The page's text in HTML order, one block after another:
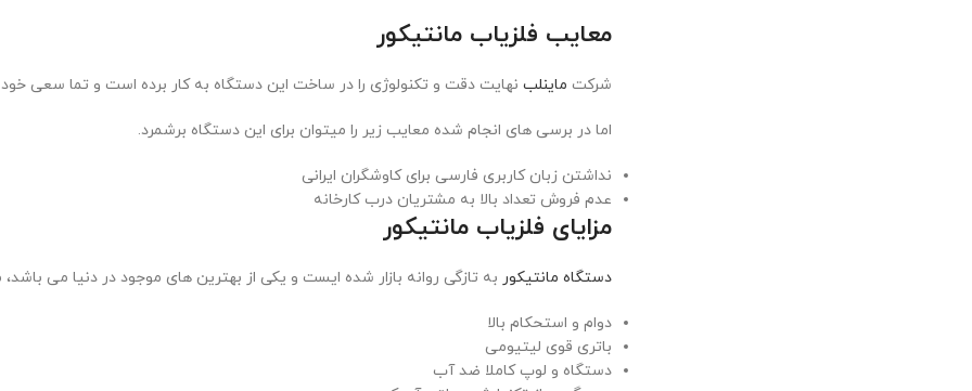
معایب فلزیاب مانتیکور
شرکت ماینلب نهایت دقت و تکنولوژی را در ساخت این دستگاه به کار برده است و تما سعی خود
اما در برسی های انجام شده معایب زیر را میتوان برای این دستگاه برشمرد.
نداشتن زبان کاربری فارسی برای کاوشگران ایرانی
عدم فروش تعداد بالا به مشتریان درب کارخانه
مزایای فلزیاب مانتیکور
دستگاه مانتیکور به تازگی روانه بازار شده ایست و یکی از بهترین های موجود در دنیا می
دوام و استحکام بالا
باتری قوی لیتیومی
دستگاه و لوپ کاملا ضد آب